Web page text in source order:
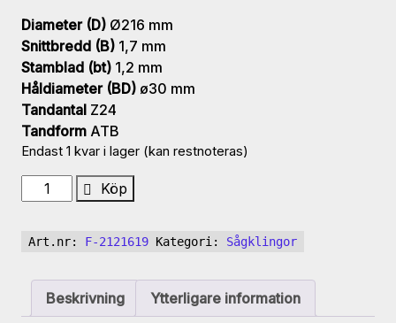
Diameter (D) Ø216 mm
Snittbredd (B) 1,7 mm
Stamblad (bt) 1,2 mm
Håldiameter (BD) ø30 mm
Tandantal Z24
Tandform ATB
Endast 1 kvar i lager (kan restnoteras)
UM
SP
handsåg
216x1.7/1.2x30
Z24
Köp
Art.nr: F-2121619 Kategori: Sågklingor
Beskrivning Ytterligare information